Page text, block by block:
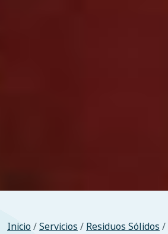
Inicio/Servicios / Residuos Sólidos /